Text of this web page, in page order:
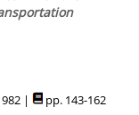
| pp. 143-162